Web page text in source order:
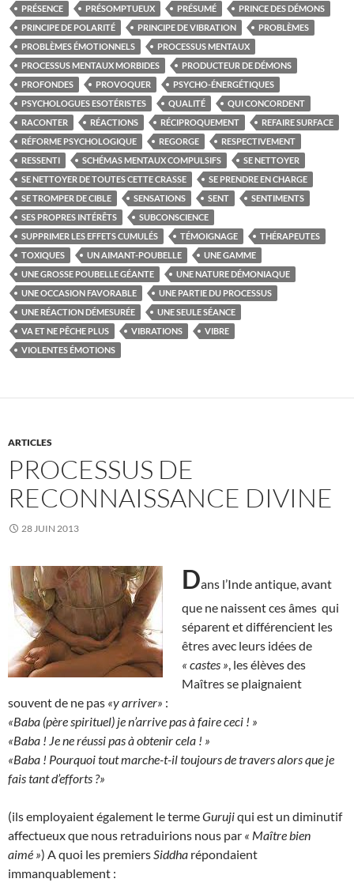
PRÉSENCE
PRÉSOMPTUEUX PRÉSUMÉ
PRINCE DES DÉMONS
PRINCIPE DE POLARITÉ
PRINCIPE DE VIBRATION
PROBLÈMES
PROBLÈMES ÉMOTIONNELS
PROCESSUS MENTAUX
PROCESSUS MENTAUX MORBIDES
PRODUCTEUR DE DÉMONS
PROFONDES
PROVOQUER
PSYCHO-ÉNERGÉTIQUES
PSYCHOLOGUES ESOTÉRISTES
QUALITÉ
QUI CONCORDENT
RACONTER
RÉACTIONS RÉCIPROQUEMENT
REFAIRE SURFACE
RÉFORME PSYCHOLOGIQUE
REGORGE
RESPECTIVEMENT
RESSENTI
SCHÉMAS MENTAUX COMPULSIFS
SE NETTOYER
SE NETTOYER DE TOUTES CETTE CRASSE
SE PRENDRE EN CHARGE
SE TROMPER DE CIBLE
SENSATIONS SENT
SENTIMENTS
SES PROPRES INTÉRÊTS
SUBCONSCIENCE
SUPPRIMER LES EFFETS CUMULÉS
TÉMOIGNAGE
THÉRAPEUTES
TOXIQUES
UN AIMANT-POUBELLE
UNE GAMME
UNE GROSSE POUBELLE GÉANTE
UNE NATURE DÉMONIAQUE
UNE OCCASION FAVORABLE
UNE PARTIE DU PROCESSUS
UNE RÉACTION DÉMESURÉE
UNE SEULE SÉANCE
VA ET NE PÊCHE PLUS
VIBRATIONS
VIBRE
VIOLENTES ÉMOTIONS
ARTICLES
PROCESSUS DE
RECONNAISSANCE DIVINE
28 JUIN 2013
Dans l’Inde antique, avant
que ne naissent ces âmes qui
séparent et différencient les
êtres avec leurs idées de
« castes » , les élèves des
Maîtres se plaignaient
souvent de ne pas «y arriver» :
«Baba (père spirituel) je n’arrive pas à faire ceci ! »
«Baba ! Je ne réussi pas à obtenir cela ! »
«Baba ! Pourquoi tout marche-t-il toujours de travers alors que je
fais tant d’efforts ?»
(ils employaient également le termeGurujiqui est un diminutif
affectueux que nous retraduirions nous par « Maître bien
aimé ») A quoi les premiers Siddha répondaient
immanquablement :